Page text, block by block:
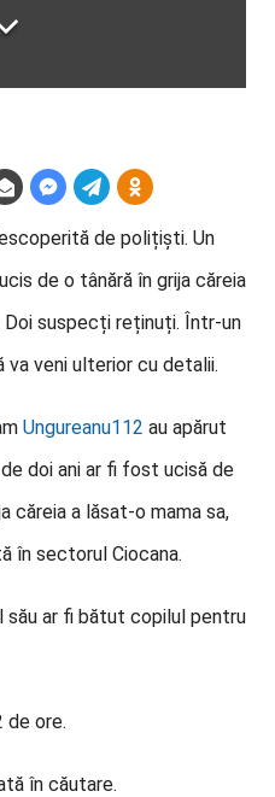
de polițiști. Un
de o tânără în grija căreia
suspecți reținuți. Într-un
va veni ulterior cu detalii.
Ungureanu112 au apărut
doi ani ar fi fost ucisă de
căreia a lăsat-o mama sa,
în sectorul Ciocana.
său ar fi bătut copilul pentru
de ore.
în căutare.